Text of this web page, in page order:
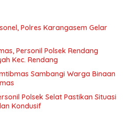
Polres Karangasem Gelar
Personil Polsek Rendang
Kec. Rendang
Sambangi Warga Binaan
Polsek Selat Pastikan Situasi
Kondusif